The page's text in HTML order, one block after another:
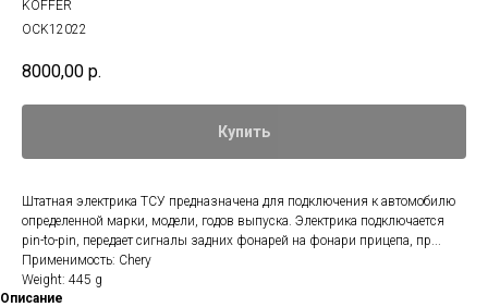
KOFFER
OCK12022
8000,00 р.
Купить
Штатная электрика ТСУ предназначена для подключения к автомобилю
определенной марки, модели, годов выпуска. Электрика подключается
pin-to-pin, передает сигналы задних фонарей на фонари прицепа, пр...
Применимость: Chery
Weight: 445 g
Описание